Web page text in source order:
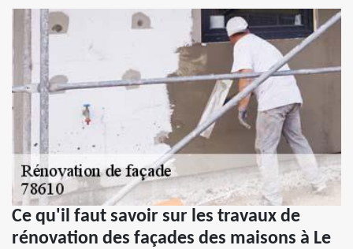
Ce qu'il faut savoir sur les travaux de
rénovation des façades des maisons à Le